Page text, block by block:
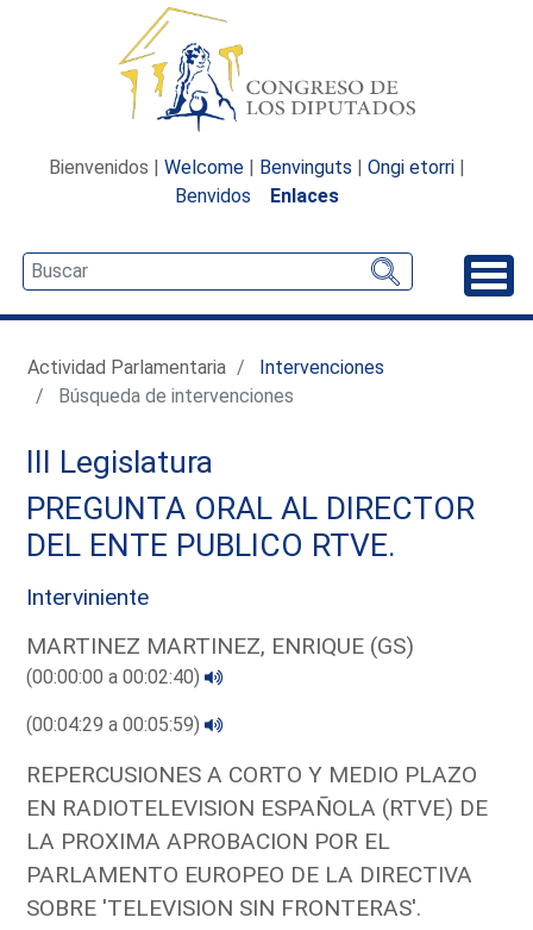
Bienvenidos | Welcome | Benvinguts | Ongi etorri |
Benvidos
Enlaces
Actividad Parlamentaria
Intervenciones
Búsqueda de intervenciones
III Legislatura
PREGUNTA ORAL AL DIRECTOR
DEL ENTE PUBLICO RTVE.
Interviniente
MARTINEZ MARTINEZ, ENRIQUE (GS)
(00:00:00 a 00:02:40)
(00:04:29 a 00:05:59)
REPERCUSIONES A CORTO Y MEDIO PLAZO
EN RADIOTELEVISION ESPAÑOLA (RTVE) DE
LA PROXIMA APROBACION POR EL
PARLAMENTO EUROPEO DE LA DIRECTIVA
SOBRE 'TELEVISION SIN FRONTERAS'.